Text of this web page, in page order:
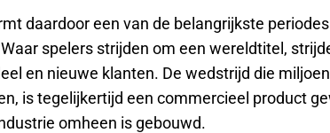
daardoor een van de belangrijkste
spelers strijden om een wereldtitel,
en nieuwe klanten. De wedstrijd die
is tegelijkertijd een commercieel product
omheen is gebouwd.